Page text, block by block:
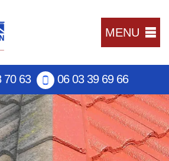
MENU
70 63 06 03 39 69 66